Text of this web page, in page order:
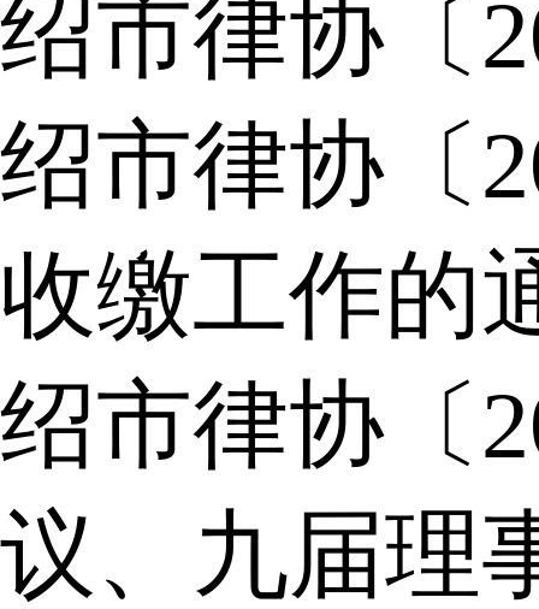
绍市律协〔
绍市律协〔
收缴工作的
绍市律协〔
议、九届理